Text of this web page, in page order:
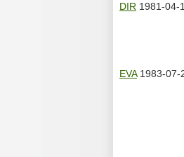
DIR 1981-04-
EVA1983-07-